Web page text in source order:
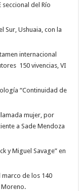
del Río
Sur, Ushuaia, con la
internacional
150 vivencias, VI
“Continuidad de
mujer, por
a Sade Mendoza
y Miguel Savage” en
marco de los 140
Moreno.